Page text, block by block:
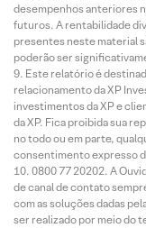
desempenhos anteriores
futuros. A rentabilidade
presentes neste material
poderão ser
Este relatório é
relacionamento da XP
investimentos da XP e
da XP. Fica proibida sua
no todo ou em parte,
consentimento expresso
0800 77 20202. A
de canal de contato
com as soluções dadas
ser realizado por meio do